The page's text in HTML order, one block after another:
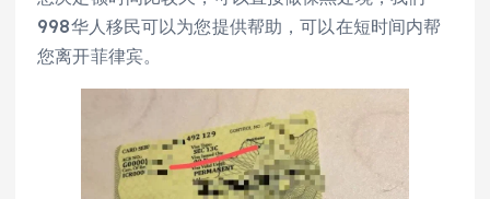
998华人移民可以为您提供帮助，可以在短时间内帮
您离开菲律宾。